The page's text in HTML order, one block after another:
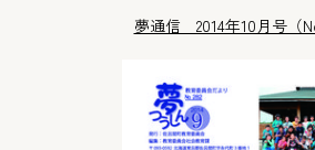
夢通信 2014年10月号（